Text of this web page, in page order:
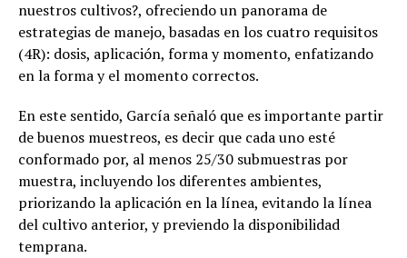
nuestros cultivos?, ofreciendo un panorama de
estrategias de manejo, basadas en los cuatro requisitos
(4R): dosis, aplicación, forma y momento, enfatizando
en la forma y el momento correctos.
En este sentido, García señaló que es importante partir
de buenos muestreos, es decir que cada uno esté
conformado por, al menos 25/30 submuestras por
muestra, incluyendo los diferentes ambientes,
priorizando la aplicación en la línea, evitando la línea
del cultivo anterior, y previendo la disponibilidad
temprana.